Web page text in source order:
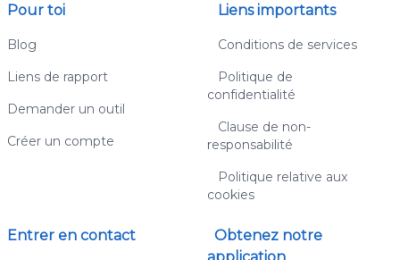
Pour toi
Blog
Liens de rapport
Demander un outil
Créer un compte
Liens importants
Conditions de services
Politique de
confidentialité
Clause de non-
responsabilité
Politique relative aux
cookies
Entrer en contact
Obtenez notre